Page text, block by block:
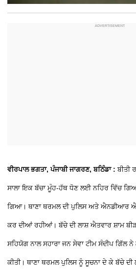
ਵੀਰਪਾਲ ਭਗਤਾ, ਪੰਜਾਬੀ ਜਾਗਰਣ, ਬਠਿੰਡਾ : ਬੀਤੀ
ਸਾਲਾ ਇਕ ਬੱਚਾ ਮੂੰਹ-ਹੱਥ ਧੋਣ ਲਈ ਨਹਿਰ ਵਿੱਚ
ਗਿਆ। ਥਾਣਾ ਥਰਮਲ ਦੀ ਪੁਲਿਸ ਅਤੇ ਐਨਡੀਆਰ
ਕਰ ਦੀਆਂ ਰਹੀਆਂ। ਬੱਚੇ ਦੀ ਲਾਸ਼ ਐਤਵਾਰ ਸ਼ਾਮ
ਸਹਿਯੋਗ ਨਾਲ ਸਹਾਰਾ ਜਨ ਸੇਵਾ ਟੀਮ ਸੰਦੀਪ ਗਿੱਲ ਨੇ
ਕੀਤੀ। ਥਾਣਾ ਥਰਮਲ ਪੁਲਿਸ ਨੂੰ ਸੂਚਨਾ ਦੇ ਕੇ ਬੱਚੇ ਦੀ